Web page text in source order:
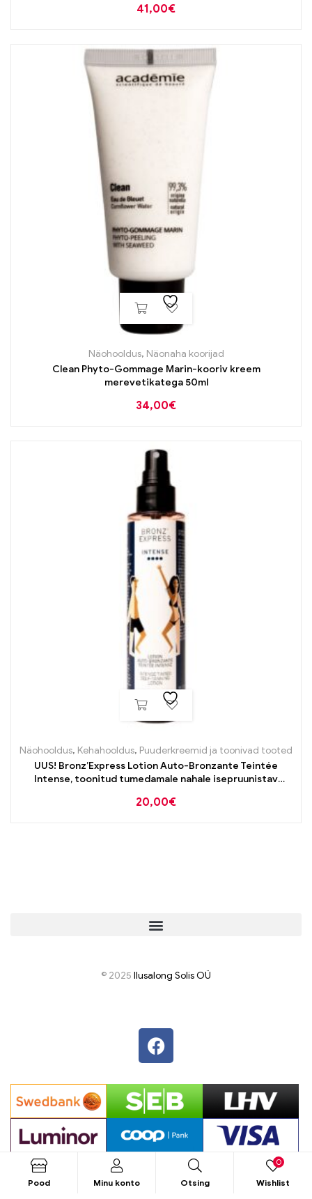
41,00€
Näohooldus, Näonaha koorijad
Clean Phyto-Gommage Marin-kooriv kreem
merevetikatega 50ml
34,00€
Näohooldus, Kehahooldus, Puuderkreemid ja toonivad tooted
UUS! Bronz’Express Lotion Auto-Bronzante Teintée
Intense, toonitud tumedamale nahale isepruunistav
20,00€
© 2025 Ilusalong Solis OÜ
Pood Minu konto Otsing Wishlist
0